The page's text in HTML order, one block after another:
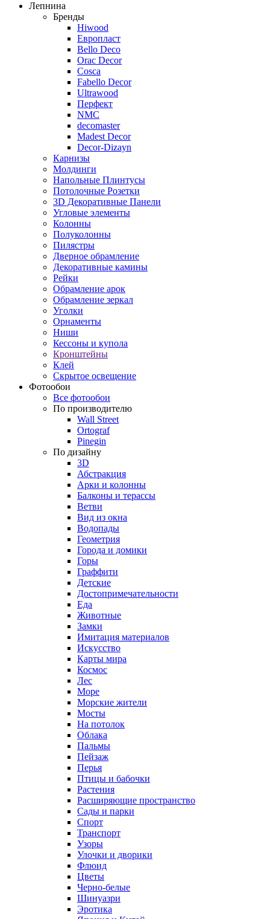
Лепнина
Бренды
Hiwood
Европласт
Bello Deco
Orac Decor
Cosca
Fabello Decor
Ultrawood
Перфект
NMC
decomaster
Madest Decor
Decor-Dizayn
Карнизы
Молдинги
Напольные Плинтусы
Потолочные Розетки
3D Декоративные Панели
Угловые элементы
Колонны
Полуколонны
Пилястры
Дверное обрамление
Декоративные камины
Рейки
Обрамление арок
Обрамление зеркал
Уголки
Орнаменты
Ниши
Кессоны и купола
Кронштейны
Клей
Скрытое освещение
Фотообои
Все фотообои
По производителю
Wall Street
Ortograf
Pinegin
По дизайну
3D
Абстракция
Арки и колонны
Балконы и терассы
Ветви
Вид из окна
Водопады
Геометрия
Города и домики
Горы
Граффити
Детские
Достопримечательности
Еда
Животные
Замки
Имитация материалов
Искусство
Карты мира
Космос
Лес
Море
Морские жители
Мосты
На потолок
Облака
Пальмы
Пейзаж
Перья
Птицы и бабочки
Растения
Расширяющие пространство
Сады и парки
Спорт
Транспорт
Узоры
Улочки и дворики
Флюид
Цветы
Черно-белые
Шинуазри
Эротика